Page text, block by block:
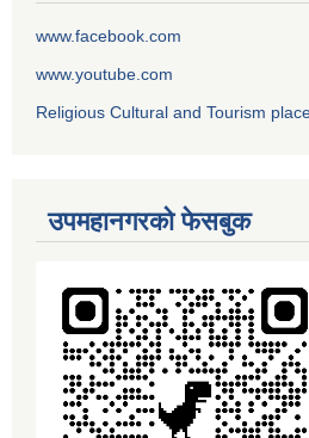
www.facebook.com
www.youtube.com
Religious Cultural and Tourism
उपमहानगरको फेसबुक